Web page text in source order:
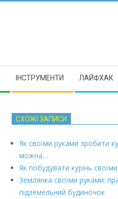
ІНСТРУМЕНТИ ЛАЙФХАК
СХОЖІ ЗАПИСИ
Як своїми руками зробити
можна…
Як побудувати курінь
Землянка своїми руками:
підземельний будиночок